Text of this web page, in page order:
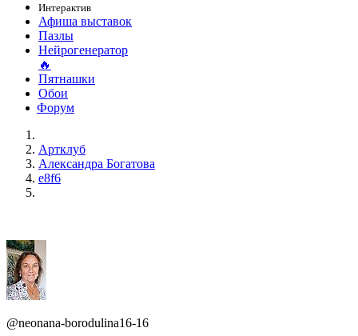
Интерактив
Афиша выставок
Пазлы
Нейрогенератор
🔥
Пятнашки
Обои
Форум
Артклуб
Александра Богатова
e8f6
@neonana-borodulina16-16